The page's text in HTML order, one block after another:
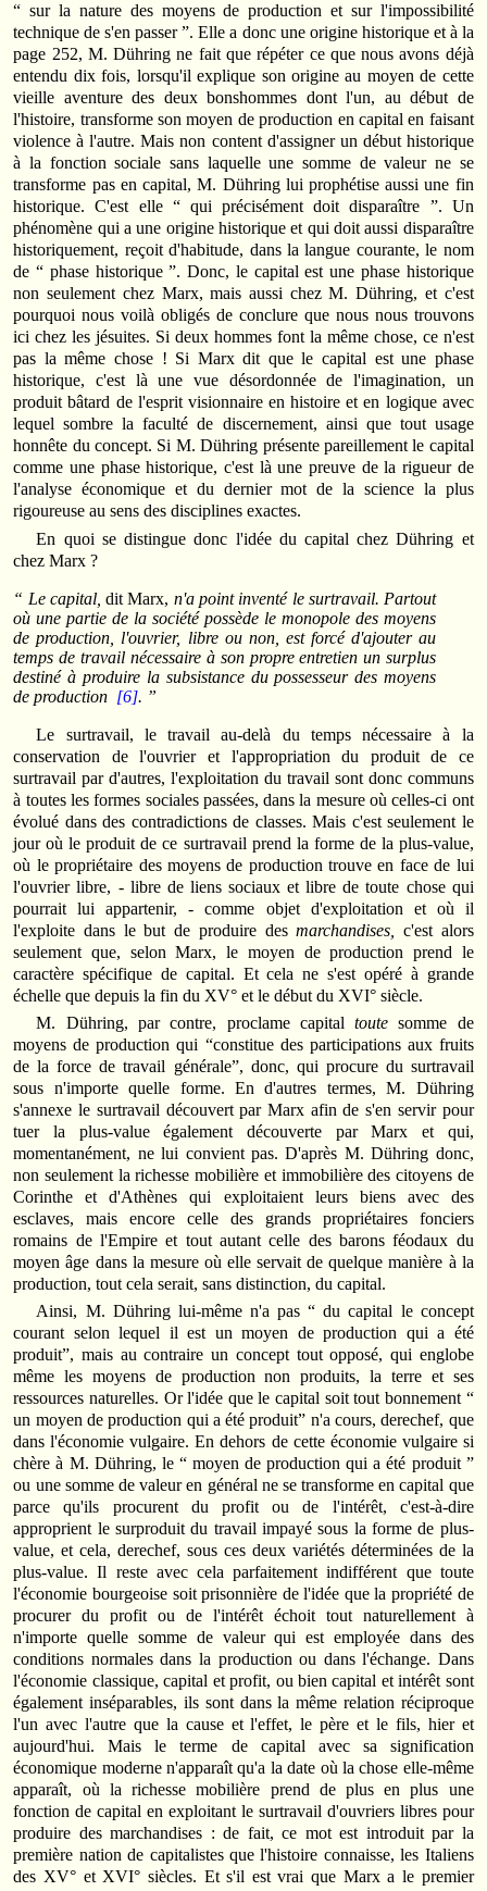
“ sur la nature des moyens de production et sur l'impossibilité
technique de s'en passer ”. Elle a donc une origine historique et à la
page 252, M. Dühring ne fait que répéter ce que nous avons déjà
entendu dix fois, lorsqu'il explique son origine au moyen de cette
vieille aventure des deux bonshommes dont l'un, au début de
l'histoire, transforme son moyen de production en capital en faisant
violence à l'autre. Mais non content d'assigner un début historique
à la fonction sociale sans laquelle une somme de valeur ne se
transforme pas en capital, M. Dühring lui prophétise aussi une fin
historique. C'est elle “ qui précisément doit disparaître ”. Un
phénomène qui a une origine historique et qui doit aussi disparaître
historiquement, reçoit d'habitude, dans la langue courante, le nom
de “ phase historique ”. Donc, le capital est une phase historique
non seulement chez Marx, mais aussi chez M. Dühring, et c'est
pourquoi nous voilà obligés de conclure que nous nous trouvons
ici chez les jésuites. Si deux hommes font la même chose, ce n'est
pas la même chose ! Si Marx dit que le capital est une phase
historique, c'est là une vue désordonnée de l'imagination, un
produit bâtard de l'esprit visionnaire en histoire et en logique avec
lequel sombre la faculté de discernement, ainsi que tout usage
honnête du concept. Si M. Dühring présente pareillement le capital
comme une phase historique, c'est là une preuve de la rigueur de
l'analyse économique et du dernier mot de la science la plus
rigoureuse au sens des disciplines exactes.
En quoi se distingue donc l'idée du capital chez Dühring et
chez Marx ?
“ Le capital,dit Marx, n'a point inventé le surtravail. Partout
où une partie de la société possède le monopole des moyens
de production, l'ouvrier, libre ou non, est forcé d'ajouter au
temps de travail nécessaire à son propre entretien un surplus
destiné à produire la subsistance du possesseur des moyens
de production [6]. ”
Le surtravail, le travail au-delà du temps nécessaire à la
conservation de l'ouvrier et l'appropriation du produit de ce
surtravail par d'autres, l'exploitation du travail sont donc communs
à toutes les formes sociales passées, dans la mesure où celles-ci ont
évolué dans des contradictions de classes. Mais c'est seulement le
jour où le produit de ce surtravail prend la forme de la plus-value,
où le propriétaire des moyens de production trouve en face de lui
l'ouvrier libre, - libre de liens sociaux et libre de toute chose qui
pourrait lui appartenir, - comme objet d'exploitation et où il
l'exploite dans le but de produire desmarchandises, c'est alors
seulement que, selon Marx, le moyen de production prend le
caractère spécifique de capital. Et cela ne s'est opéré à grande
échelle que depuis la fin du XV° et le début du XVI° siècle.
M. Dühring, par contre, proclame capitaltoutesomme de
moyens de production qui “constitue des participations aux fruits
de la force de travail générale”, donc, qui procure du surtravail
sous n'importe quelle forme. En d'autres termes, M. Dühring
s'annexe le surtravail découvert par Marx afin de s'en servir pour
tuer la plus-value également découverte par Marx et qui,
momentanément, ne lui convient pas. D'après M. Dühring donc,
non seulement la richesse mobilière et immobilière des citoyens de
Corinthe et d'Athènes qui exploitaient leurs biens avec des
esclaves, mais encore celle des grands propriétaires fonciers
romains de l'Empire et tout autant celle des barons féodaux du
moyen âge dans la mesure où elle servait de quelque manière à la
production, tout cela serait, sans distinction, du capital.
Ainsi, M. Dühring lui-même n'a pas “ du capital le concept
courant selon lequel il est un moyen de production qui a été
produit”, mais au contraire un concept tout opposé, qui englobe
même les moyens de production non produits, la terre et ses
ressources naturelles. Or l'idée que le capital soit tout bonnement “
un moyen de production qui a été produit” n'a cours, derechef, que
dans l'économie vulgaire. En dehors de cette économie vulgaire si
chère à M. Dühring, le “ moyen de production qui a été produit ”
ou une somme de valeur en général ne se transforme en capital que
parce qu'ils procurent du profit ou de l'intérêt, c'est-à-dire
approprient le surproduit du travail impayé sous la forme de plus-
value, et cela, derechef, sous ces deux variétés déterminées de la
plus-value. Il reste avec cela parfaitement indifférent que toute
l'économie bourgeoise soit prisonnière de l'idée que la propriété de
procurer du profit ou de l'intérêt échoit tout naturellement à
n'importe quelle somme de valeur qui est employée dans des
conditions normales dans la production ou dans l'échange. Dans
l'économie classique, capital et profit, ou bien capital et intérêt sont
également inséparables, ils sont dans la même relation réciproque
l'un avec l'autre que la cause et l'effet, le père et le fils, hier et
aujourd'hui. Mais le terme de capital avec sa signification
économique moderne n'apparaît qu'a la date où la chose elle-même
apparaît, où la richesse mobilière prend de plus en plus une
fonction de capital en exploitant le surtravail d'ouvriers libres pour
produire des marchandises : de fait, ce mot est introduit par la
première nation de capitalistes que l'histoire connaisse, les Italiens
des XV° et XVI° siècles. Et s'il est vrai que Marx a le premier